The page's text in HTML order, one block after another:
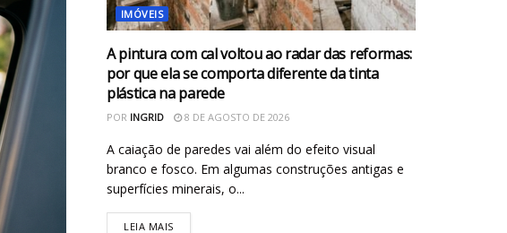
IMÓVEIS
A pintura com cal voltou ao radar das reformas:
por que ela se comporta diferente da tinta
plástica na parede
POR INGRID 8 DE AGOSTO DE 2026
A caiação de paredes vai além do efeito visual
branco e fosco. Em algumas construções antigas e
superfícies minerais, o...
LEIA MAIS